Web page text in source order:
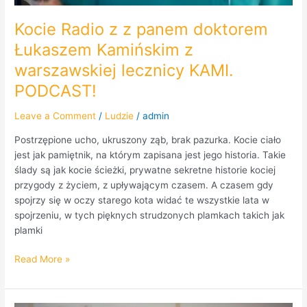
Kocie Radio z z panem doktorem
Łukaszem Kamińskim z
warszawskiej lecznicy KAMI.
PODCAST!
Leave a Comment / Ludzie /admin
Postrzępione ucho, ukruszony ząb, brak pazurka. Kocie ciało
jest jak pamiętnik, na którym zapisana jest jego historia. Takie
ślady są jak kocie ścieżki, prywatne sekretne historie kociej
przygody z życiem, z upływającym czasem. A czasem gdy
spojrzy się w oczy starego kota widać te wszystkie lata w
spojrzeniu, w tych pięknych strudzonych plamkach takich jak
plamki
Read More »